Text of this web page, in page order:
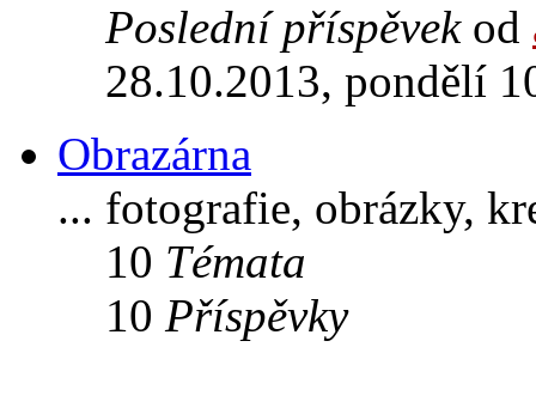
Poslední příspěvekod
28.10.2013, pondělí
Obrazárna
... fotografie, obrázky,
10 Témata
10 Příspěvky